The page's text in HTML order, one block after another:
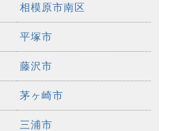
相模原市南区
平塚市
藤沢市
茅ヶ崎市
三浦市